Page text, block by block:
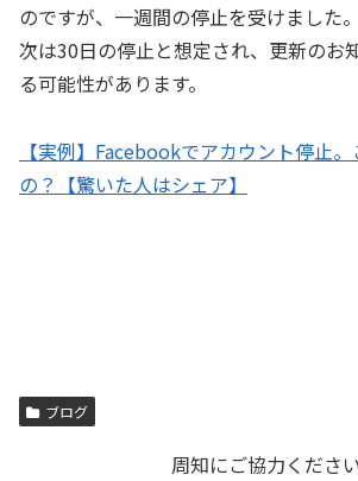
のですが、一週間の停止を受けました。
次は30日の停止と想定され、更新のお
る可能性があります。
【実例】Facebookでアカウント停止
の？【驚いた人はシェア】
ブログ
周知にご協力くださ